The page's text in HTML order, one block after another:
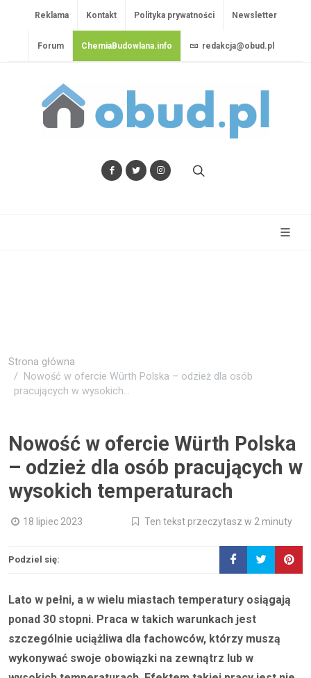
Reklama Kontakt Polityka prywatności Newsletter
Forum ChemiaBudowlana.info redakcja@obud.pl
Strona główna
Nowość w ofercie Würth Polska – odzież dla osób
pracujących w wysokich...
Nowość w ofercie Würth Polska
– odzież dla osób pracujących w
wysokich temperaturach
18 lipiec 2023 Ten tekst przeczytasz w 2 minuty
Podziel się:
Lato w pełni, a w wielu miastach temperatury osiągają
ponad 30 stopni. Praca w takich warunkach jest
szczególnie uciążliwa dla fachowców, którzy muszą
wykonywać swoje obowiązki na zewnątrz lub w